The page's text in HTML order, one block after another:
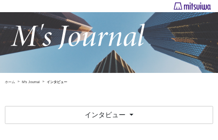
ホーム M's Journal インタビュー
インタビュー